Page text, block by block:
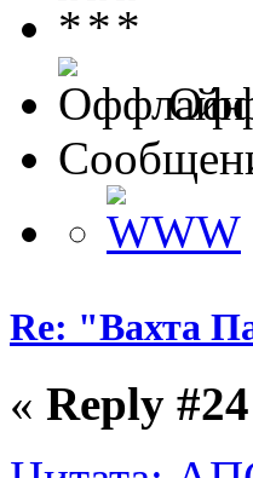
Re: "Вахта
« Reply